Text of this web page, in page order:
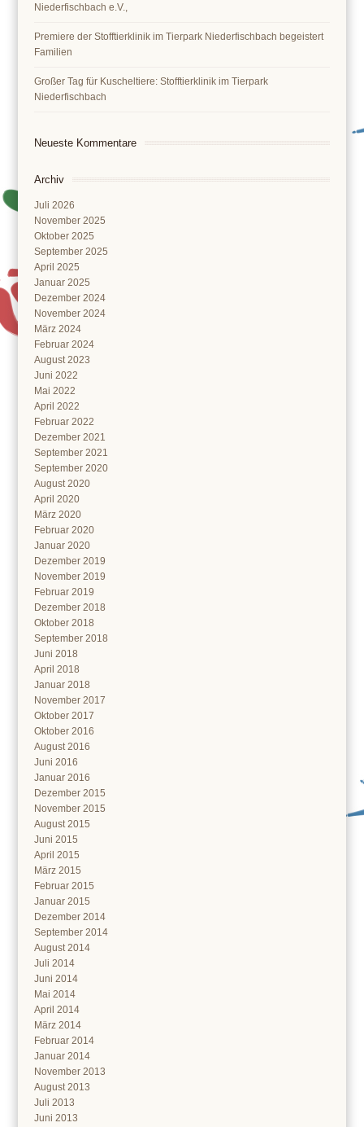
Niederfischbach e.V.,
Premiere der Stofftierklinik im Tierpark Niederfischbach begeistert
Familien
Großer Tag für Kuscheltiere: Stofftierklinik im Tierpark
Niederfischbach
Neueste Kommentare
Archiv
Juli 2026
November 2025
Oktober 2025
September 2025
April 2025
Januar 2025
Dezember 2024
November 2024
März 2024
Februar 2024
August 2023
Juni 2022
Mai 2022
April 2022
Februar 2022
Dezember 2021
September 2021
September 2020
August 2020
April 2020
März 2020
Februar 2020
Januar 2020
Dezember 2019
November 2019
Februar 2019
Dezember 2018
Oktober 2018
September 2018
Juni 2018
April 2018
Januar 2018
November 2017
Oktober 2017
Oktober 2016
August 2016
Juni 2016
Januar 2016
Dezember 2015
November 2015
August 2015
Juni 2015
April 2015
März 2015
Februar 2015
Januar 2015
Dezember 2014
September 2014
August 2014
Juli 2014
Juni 2014
Mai 2014
April 2014
März 2014
Februar 2014
Januar 2014
November 2013
August 2013
Juli 2013
Juni 2013